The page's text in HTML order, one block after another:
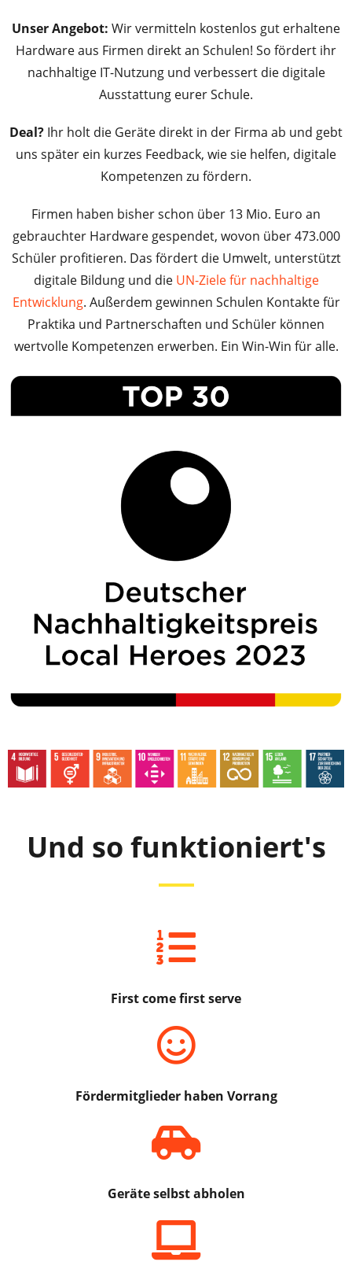
Unser Angebot: Wir vermitteln kostenlos gut erhaltene
Hardware aus Firmen direkt an Schulen! So fördert ihr
nachhaltige IT-Nutzung und verbessert die digitale
Ausstattung eurer Schule.
Deal? Ihr holt die Geräte direkt in der Firma ab und gebt
uns später ein kurzes Feedback, wie sie helfen, digitale
Kompetenzen zu fördern.
Firmen haben bisher schon über 13 Mio. Euro an
gebrauchter Hardware gespendet, wovon über 473.000
Schüler profitieren. Das fördert die Umwelt, unterstützt
digitale Bildung und die UN-Ziele für nachhaltige
Entwicklung. Außerdem gewinnen Schulen Kontakte für
Praktika und Partnerschaften und Schüler können
wertvolle Kompetenzen erwerben. Ein Win-Win für alle.
Und so funktioniert's
First come first serve
Fördermitglieder haben Vorrang
Geräte selbst abholen